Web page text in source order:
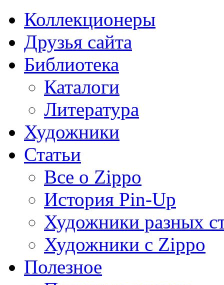
Коллекционеры
Друзья сайта
Библиотека
Каталоги
Литература
Художники
Статьи
Все о Zippo
История Pin-Up
Художники разных
Художники с Zippo
Полезное